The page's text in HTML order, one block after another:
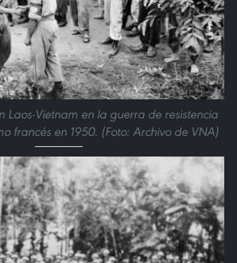
Laos-Vietnam en la guerra de resistencia
francés en 1950. (Foto: Archivo de VNA)